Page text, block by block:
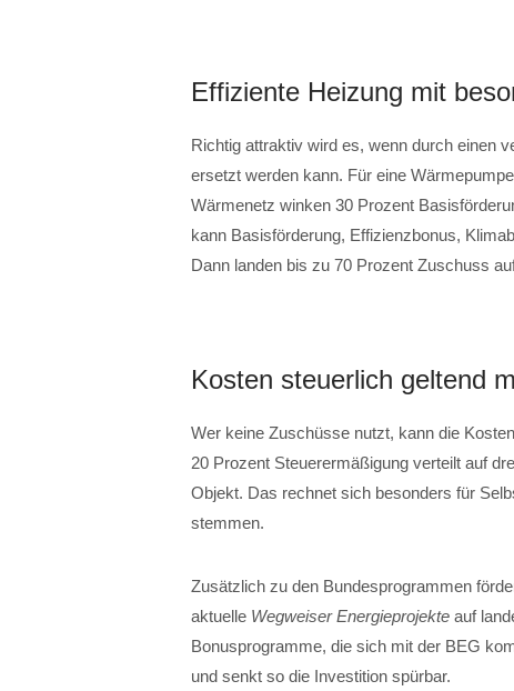
Effiziente Heizung mit
Richtig attraktiv wird es, wenn durch einen
ersetzt werden kann. Für eine
Wärmenetz winken 30 Prozent
kann Basisförderung, Effizienzbonus,
Dann landen bis zu 70 Prozent Zuschuss
Kosten steuerlich geltend
Wer keine Zuschüsse nutzt, kann die
20 Prozent Steuerermäßigung verteilt auf
Objekt. Das rechnet sich besonders für
stemmen.
Zusätzlich zu den Bundesprogrammen
aktuelle Wegweiser Energieprojekte auf
Bonusprogramme, die sich mit der BEG
und senkt so die Investition spürbar.